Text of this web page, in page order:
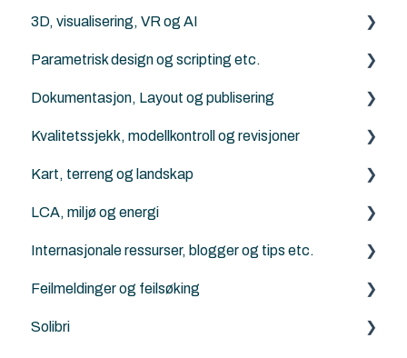
Punktsky
FBX (.fbx)
Archicad filtyper (.pln, .pla, .tpl and .mod etc.)
KOF
ArchiFrame
Archicad
Solibri
3D, visualisering, VR og AI
Archicad
Twinmotion
AI Visualizer
Parametrisk design og scripting etc.
Python for Archicad
PARAM-O for Archicad
Rhino - Grasshopper
Dokumentasjon, Layout og publisering
Archicad
Kvalitetssjekk, modellkontroll og revisjoner
Solibri
Archicad
Kart, terreng og landskap
Generelt om terreng, kart og Mesh-verktøyet
ArchiTerra
Norkart
Land4
LCA, miljø og energi
Energievaluering
DesignLCA
Internasjonale ressurser, blogger og tips etc.
Graphisoft
Feilmeldinger og feilsøking
Archicad
Solibri